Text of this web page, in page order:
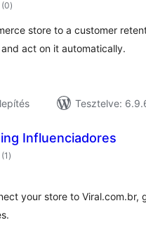
(0összesen
)
store to a customer
act on it automatically.
Tesztelve:
Influenciadores
(1 értékelés
összesen
)
your store to Viral.com.br,